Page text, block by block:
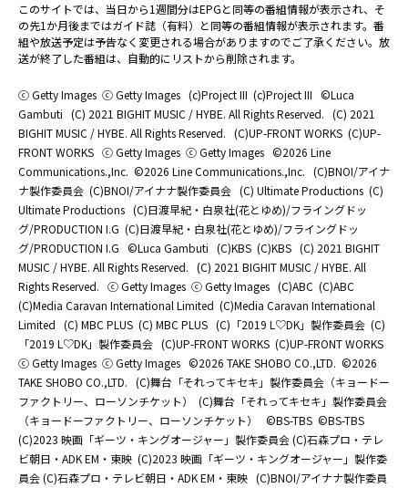
このサイトでは、当日から1週間分はEPGと同等の番組情報が表示され、そ
の先1か月後まではガイド誌（有料）と同等の番組情報が表示されます。番
組や放送予定は予告なく変更される場合がありますのでご了承ください。放
送が終了した番組は、自動的にリストから削除されます。
ⓒ Getty Images ⓒ Getty Images (c)Project III (c)Project III ©Luca
Gambuti (C) 2021 BIGHIT MUSIC / HYBE. All Rights Reserved. (C) 2021
BIGHIT MUSIC / HYBE. All Rights Reserved. (C)UP-FRONT WORKS (C)UP-
FRONT WORKS ⓒ Getty Images ⓒ Getty Images ©2026 Line
Communications.,Inc. ©2026 Line Communications.,Inc. (C)BNOI/アイナ
ナ製作委員会 (C)BNOI/アイナナ製作委員会 (C) Ultimate Productions (C)
Ultimate Productions (C)日渡早紀・白泉社(花とゆめ)/フライングドッ
グ/PRODUCTION I.G (C)日渡早紀・白泉社(花とゆめ)/フライングドッ
グ/PRODUCTION I.G ©Luca Gambuti (C)KBS (C)KBS (C) 2021 BIGHIT
MUSIC / HYBE. All Rights Reserved. (C) 2021 BIGHIT MUSIC / HYBE. All
Rights Reserved. ⓒ Getty Images ⓒ Getty Images (C)ABC (C)ABC
(C)Media Caravan International Limited (C)Media Caravan International
Limited (C) MBC PLUS (C) MBC PLUS (C)「2019 L♡DK」製作委員会 (C)
「2019 L♡DK」製作委員会 (C)UP-FRONT WORKS (C)UP-FRONT WORKS
ⓒ Getty Images ⓒ Getty Images ©2026 TAKE SHOBO CO.,LTD. ©2026
TAKE SHOBO CO.,LTD. (C)舞台「それってキセキ」製作委員会（キョードー
ファクトリー、ローソンチケット）
(C)舞台「それってキセキ」製作委員会
（キョードーファクトリー、ローソンチケット）
©BS-TBS ©BS-TBS
(C)2023 映画「ギーツ・キングオージャー」製作委員会 (C)石森プロ・テレ
ビ朝日・ADK EM・東映 (C)2023 映画「ギーツ・キングオージャー」製作委
員会 (C)石森プロ・テレビ朝日・ADK EM・東映 (C)BNOI/アイナナ製作委員